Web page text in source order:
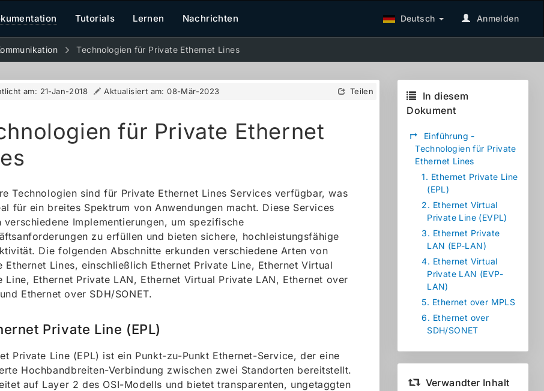
Tutorials Lernen Nachrichten Deutsch Anmelden
Technologien für Private Ethernet Lines
am: 21-Jan-2018 Aktualisiert am:08-Mär-2023 Teilen
für Private Ethernet
Technologien sind für Private Ethernet Lines Services verfügbar, was
für ein breites Spektrum von Anwendungen macht. Diese Services
verschiedene Implementierungen, um spezifische
zu erfüllen und bieten sichere, hochleistungsfähige
Die folgenden Abschnitte erkunden verschiedene Arten von
Ethernet Lines, einschließlich Ethernet Private Line, Ethernet Virtual
Line, Ethernet Private LAN, Ethernet Virtual Private LAN, Ethernet over
Ethernet over SDH/SONET.
Private Line (EPL)
Private Line (EPL) ist ein Punkt-zu-Punkt Ethernet-Service, der eine
Hochbandbreiten-Verbindung zwischen zwei Standorten bereitstellt.
auf Layer 2 des OSI-Modells und bietet transparenten, ungetaggten
In diesem
Dokument
↱
Einführung -
Technologien für Private
Ethernet Lines
1. Ethernet Private Line
(EPL)
2. Ethernet Virtual
Private Line (EVPL)
3. Ethernet Private
LAN (EP-LAN)
4. Ethernet Virtual
Private LAN (EVP-
LAN)
5. Ethernet over MPLS
6. Ethernet over
SDH/SONET
Verwandter Inhalt